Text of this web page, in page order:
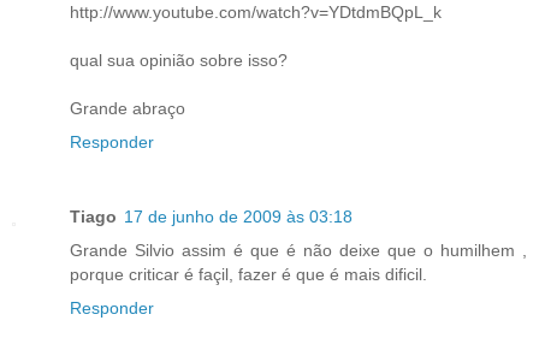
http://www.youtube.com/watch?v=YDtdmBQpL_k
qual sua opinião sobre isso?
Grande abraço
Responder
Tiago 17 de junho de 2009 às 03:18
Grande Silvio assim é que é não deixe que o humilhem ,
porque criticar é façil, fazer é que é mais dificil.
Responder